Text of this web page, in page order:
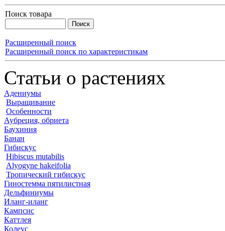
Поиск товара
Расширенный поиск
Расширенный поиск по характеристикам
Статьи о растениях
Адениумы
Выращивание
Особенности
Аубреция, обриета
Баухиния
Банан
Гибискус
Hibiscus mutabilis
Alyogyne hakeifolia
Тропический гибискус
Гиностемма пятилистная
Дельфиниумы
Иланг-иланг
Кампсис
Каттлея
Колеус